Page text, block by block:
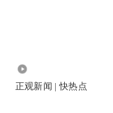
正观新闻 | 快热点